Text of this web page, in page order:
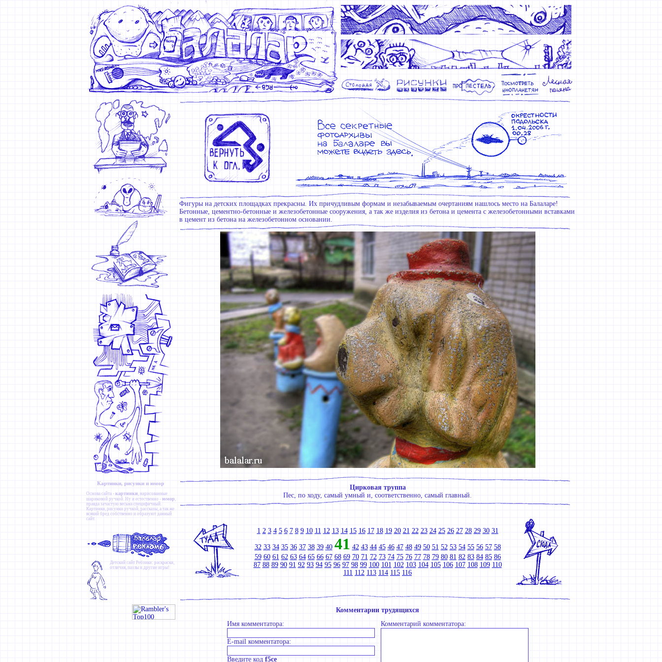
Картинки, рисунки и юмор
Основа сайта - картинки, нарисованные
шариковой ручкой. Ну и естественно - юмор,
правда зачастую весьма специфичный.
Картинки, рисунки ручкой, рассказы, а так же
всякий бред собственно и образуют данный
сайт.
Детский сайт Ребзики: раскраски,
отличия, пазлы и другие игры!
Фигуры на детских площадках прекрасны. Их причудливым формам и незабываемым очертаниям нашлось место на Балаларе!
Бетонные, цементно-бетонные и железобетонные сооружения, а так же изделия из бетона и цемента с железобетонными вставками
в цемент из бетона на железобетонном основании.
Цирковая труппа
Пес, по ходу, самый умный и, соответственно, самый главный.
1 2 3 4 5 6 7 8 9 10 11 12 13 14 15 16 17 18 19 20 21 22 23 24 25 26 27 28 29 30 31
32 33 34 35 36 37 38 39 40 41 42 43 44 45 46 47 48 49 50 51 52 53 54 55 56 57 58
59 60 61 62 63 64 65 66 67 68 69 70 71 72 73 74 75 76 77 78 79 80 81 82 83 84 85 86
87 88 89 90 91 92 93 94 95 96 97 98 99 100 101 102 103 104 105 106 107 108 109 110
111 112 113 114 115 116
Комментарии трудящихся
Имя комментатора:
E-mail комментатора:
Введите код f5ce
Комментарий комментатора: